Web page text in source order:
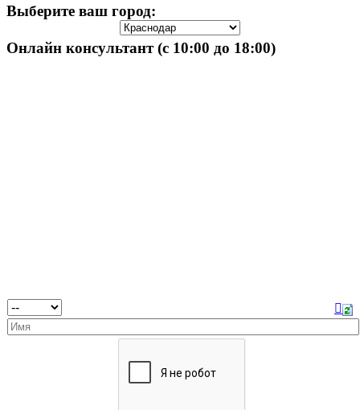
Выберите ваш город:
Онлайн консультант (с 10:00 до 18:00)